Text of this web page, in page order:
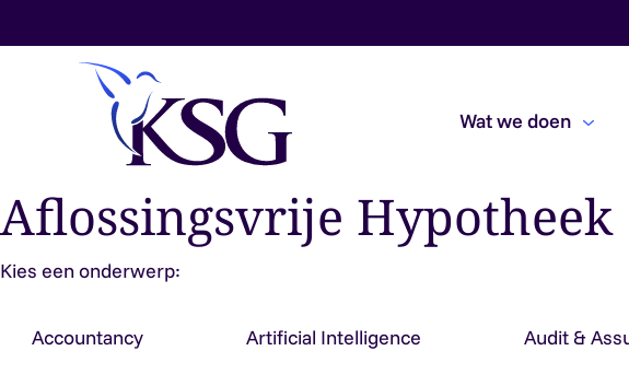
Wat we doen
Audit & Assurance
Aflossingsvrije Hypotheek
Kies een onderwerp:
Accountancy Artificial Intelligence Audit &